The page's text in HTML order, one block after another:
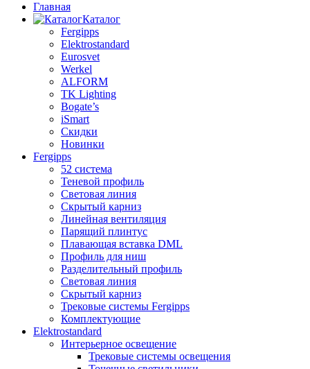
Главная
Каталог
Fergipps
Elektrostandard
Eurosvet
Werkel
ALFORM
TK Lighting
Bogate’s
iSmart
Скидки
Новинки
Fergipps
52 система
Теневой профиль
Световая линия
Скрытый карниз
Линейная вентиляция
Парящий плинтус
Плавающая вставка DML
Профиль для ниш
Разделительный профиль
Световая линия
Скрытый карниз
Трековые системы Fergipps
Комплектующие
Elektrostandard
Интерьерное освещение
Трековые системы освещения